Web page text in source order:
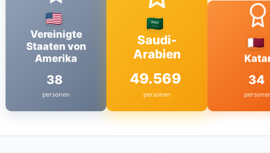
Vereinigte
Staaten von
Amerika
38
personen
Saudi-
Arabien
49.569
personen
34